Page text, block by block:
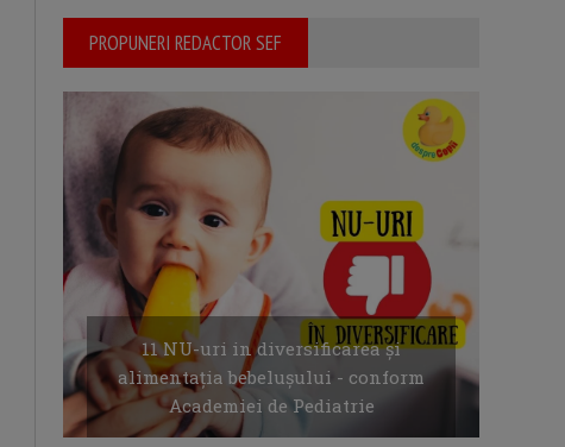
PROPUNERI REDACTOR SEF
11 NU-uri in diversificarea și
alimentația bebelușului - conform
Academiei de Pediatrie